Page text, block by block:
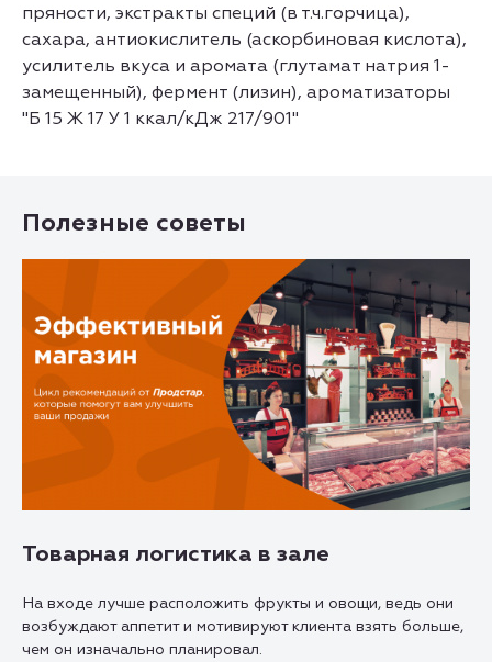
пряности, экстракты специй (в т.ч.горчица),
сахара, антиокислитель (аскорбиновая кислота),
усилитель вкуса и аромата (глутамат натрия 1-
замещенный), фермент (лизин), ароматизаторы
"Б 15 Ж 17 У 1 ккал/кДж 217/901"
Полезные советы
Товарная логистика в зале
На входе лучше расположить фрукты и овощи, ведь они
возбуждают аппетит и мотивируют клиента взять больше,
чем он изначально планировал.